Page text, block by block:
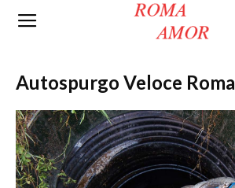
Roma
Amor
Autospurgo Veloce Roma